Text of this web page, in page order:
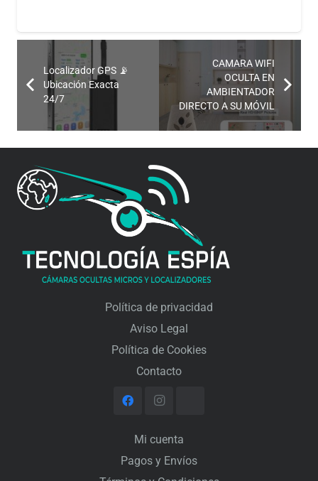
Localizador GPS 📡
Ubicación Exacta
24/7
CAMARA WIFI
OCULTA EN
AMBIENTADOR
DIRECTO A SU MÓVIL
Política de privacidad
Aviso Legal
Política de Cookies
Contacto
Mi cuenta
Pagos y Envíos